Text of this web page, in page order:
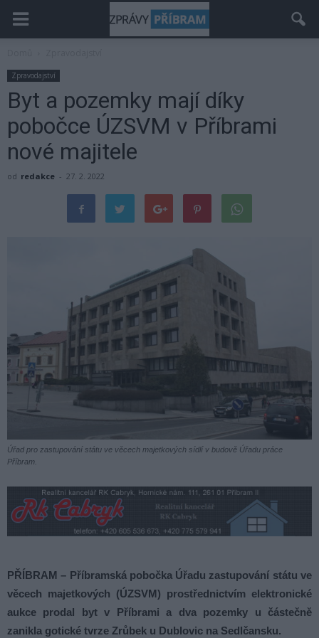
Zpravodajství
Byt a pozemky mají díky
pobočce ÚZSVM v Příbrami
nové majitele
od redakce - 27. 2. 2022
Úřad pro zastupování státu ve věcech majetkových sídlí v budově Úřadu práce
Příbram.
PŘÍBRAM – Příbramská pobočka Úřadu zastupování státu ve
věcech majetkových (ÚZSVM) prostřednictvím elektronické
aukce prodal byt v Příbrami a dva pozemky u částečně
zanikla gotické tvrze Zrůbek u Dublovic na Sedlčansku.